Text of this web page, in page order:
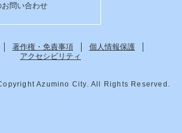
お問い合わせ
著作権・免責事項
個人情報保護
アクセシビリティ
Azumino City. All Rights Reserved.